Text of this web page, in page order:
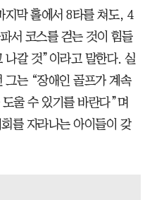
지막 홀에서 8타를 쳐도, 4
서 코스를 걷는 것이 힘들
나갈 것”이라고 말한다. 실
그는 “장애인 골프가 계속
울 수 있기를 바란다”며
를 자라나는 아이들이 갖